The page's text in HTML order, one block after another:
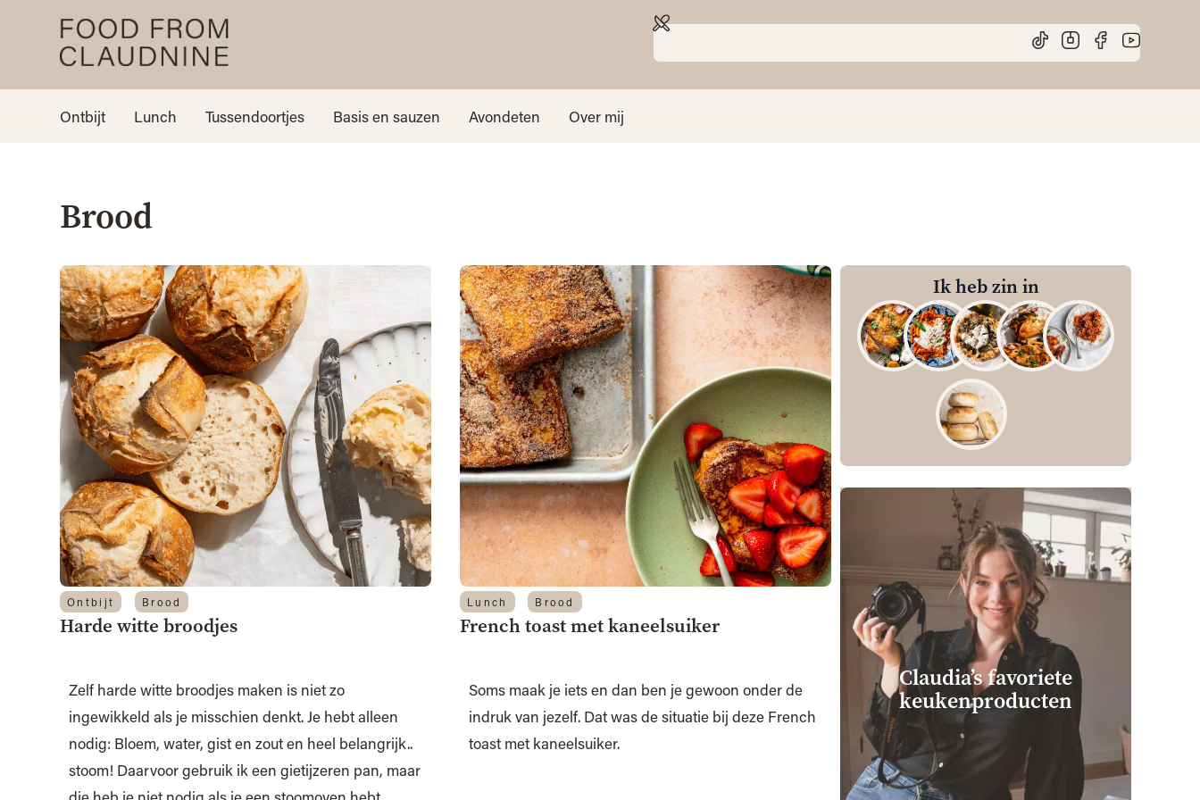
Ontbijt Lunch Tussendoortjes Basis en sauzen Avondeten Over mij
Brood
Ontbijt Brood
Harde witte broodjes
Zelf harde witte broodjes maken is niet zo
ingewikkeld als je misschien denkt. Je hebt alleen
nodig: Bloem, water, gist en zout en heel belangrijk..
stoom! Daarvoor gebruik ik een gietijzeren pan, maar
Lunch Brood
French toast met kaneelsuiker
Soms maak je iets en dan ben je gewoon onder de
indruk van jezelf. Dat was de situatie bij deze French
toast met kaneelsuiker.
Ik heb zin in
Claudia’s favoriete
keuken­producten